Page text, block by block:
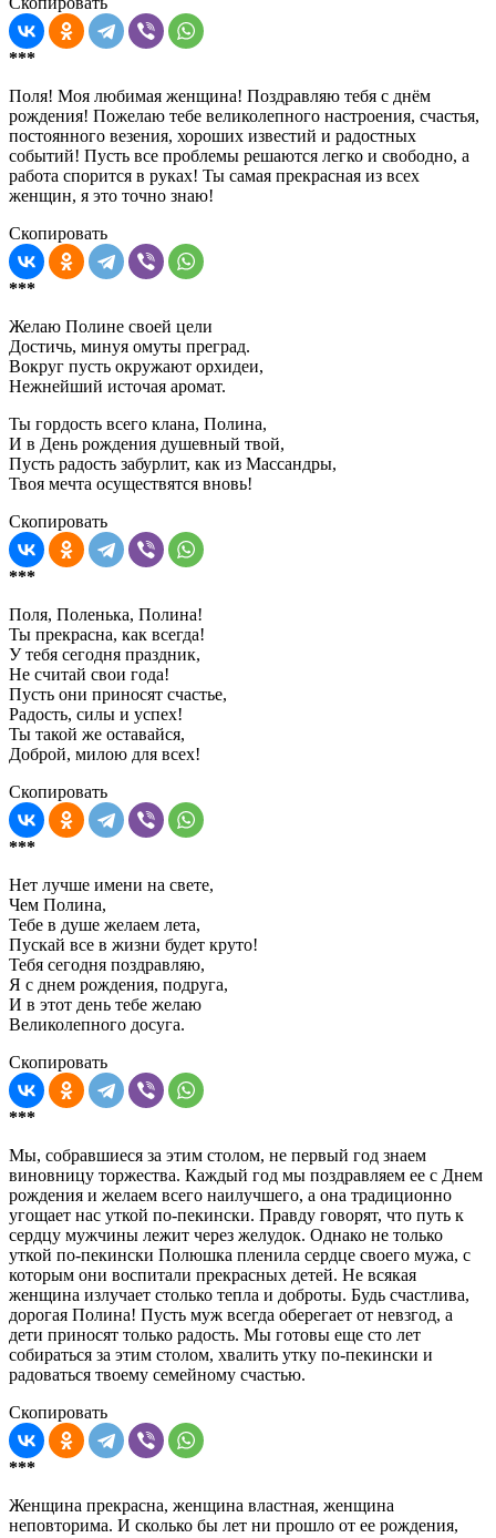
***
Поля! Моя любимая женщина! Поздравляю тебя с днём
рождения! Пожелаю тебе великолепного настроения, счастья,
постоянного везения, хороших известий и радостных
событий! Пусть все проблемы решаются легко и свободно, а
работа спорится в руках! Ты самая прекрасная из всех
женщин, я это точно знаю!
Скопировать
***
Желаю Полине своей цели
Достичь, минуя омуты преград.
Вокруг пусть окружают орхидеи,
Нежнейший источая аромат.
Ты гордость всего клана, Полина,
И в День рождения душевный твой,
Пусть радость забурлит, как из Массандры,
Твоя мечта осуществятся вновь!
Скопировать
***
Поля, Поленька, Полина!
Ты прекрасна, как всегда!
У тебя сегодня праздник,
Не считай свои года!
Пусть они приносят счастье,
Радость, силы и успех!
Ты такой же оставайся,
Доброй, милою для всех!
Скопировать
***
Нет лучше имени на свете,
Чем Полина,
Тебе в душе желаем лета,
Пускай все в жизни будет круто!
Тебя сегодня поздравляю,
Я с днем рождения, подруга,
И в этот день тебе желаю
Великолепного досуга.
Скопировать
***
Мы, собравшиеся за этим столом, не первый год знаем
виновницу торжества. Каждый год мы поздравляем ее с Днем
рождения и желаем всего наилучшего, а она традиционно
угощает нас уткой по-пекински. Правду говорят, что путь к
сердцу мужчины лежит через желудок. Однако не только
уткой по-пекински Полюшка пленила сердце своего мужа, с
которым они воспитали прекрасных детей. Не всякая
женщина излучает столько тепла и доброты. Будь счастлива,
дорогая Полина! Пусть муж всегда оберегает от невзгод, а
дети приносят только радость. Мы готовы еще сто лет
собираться за этим столом, хвалить утку по-пекински и
радоваться твоему семейному счастью.
Скопировать
***
Женщина прекрасна, женщина властная, женщина
неповторима. И сколько бы лет ни прошло от ее рождения,